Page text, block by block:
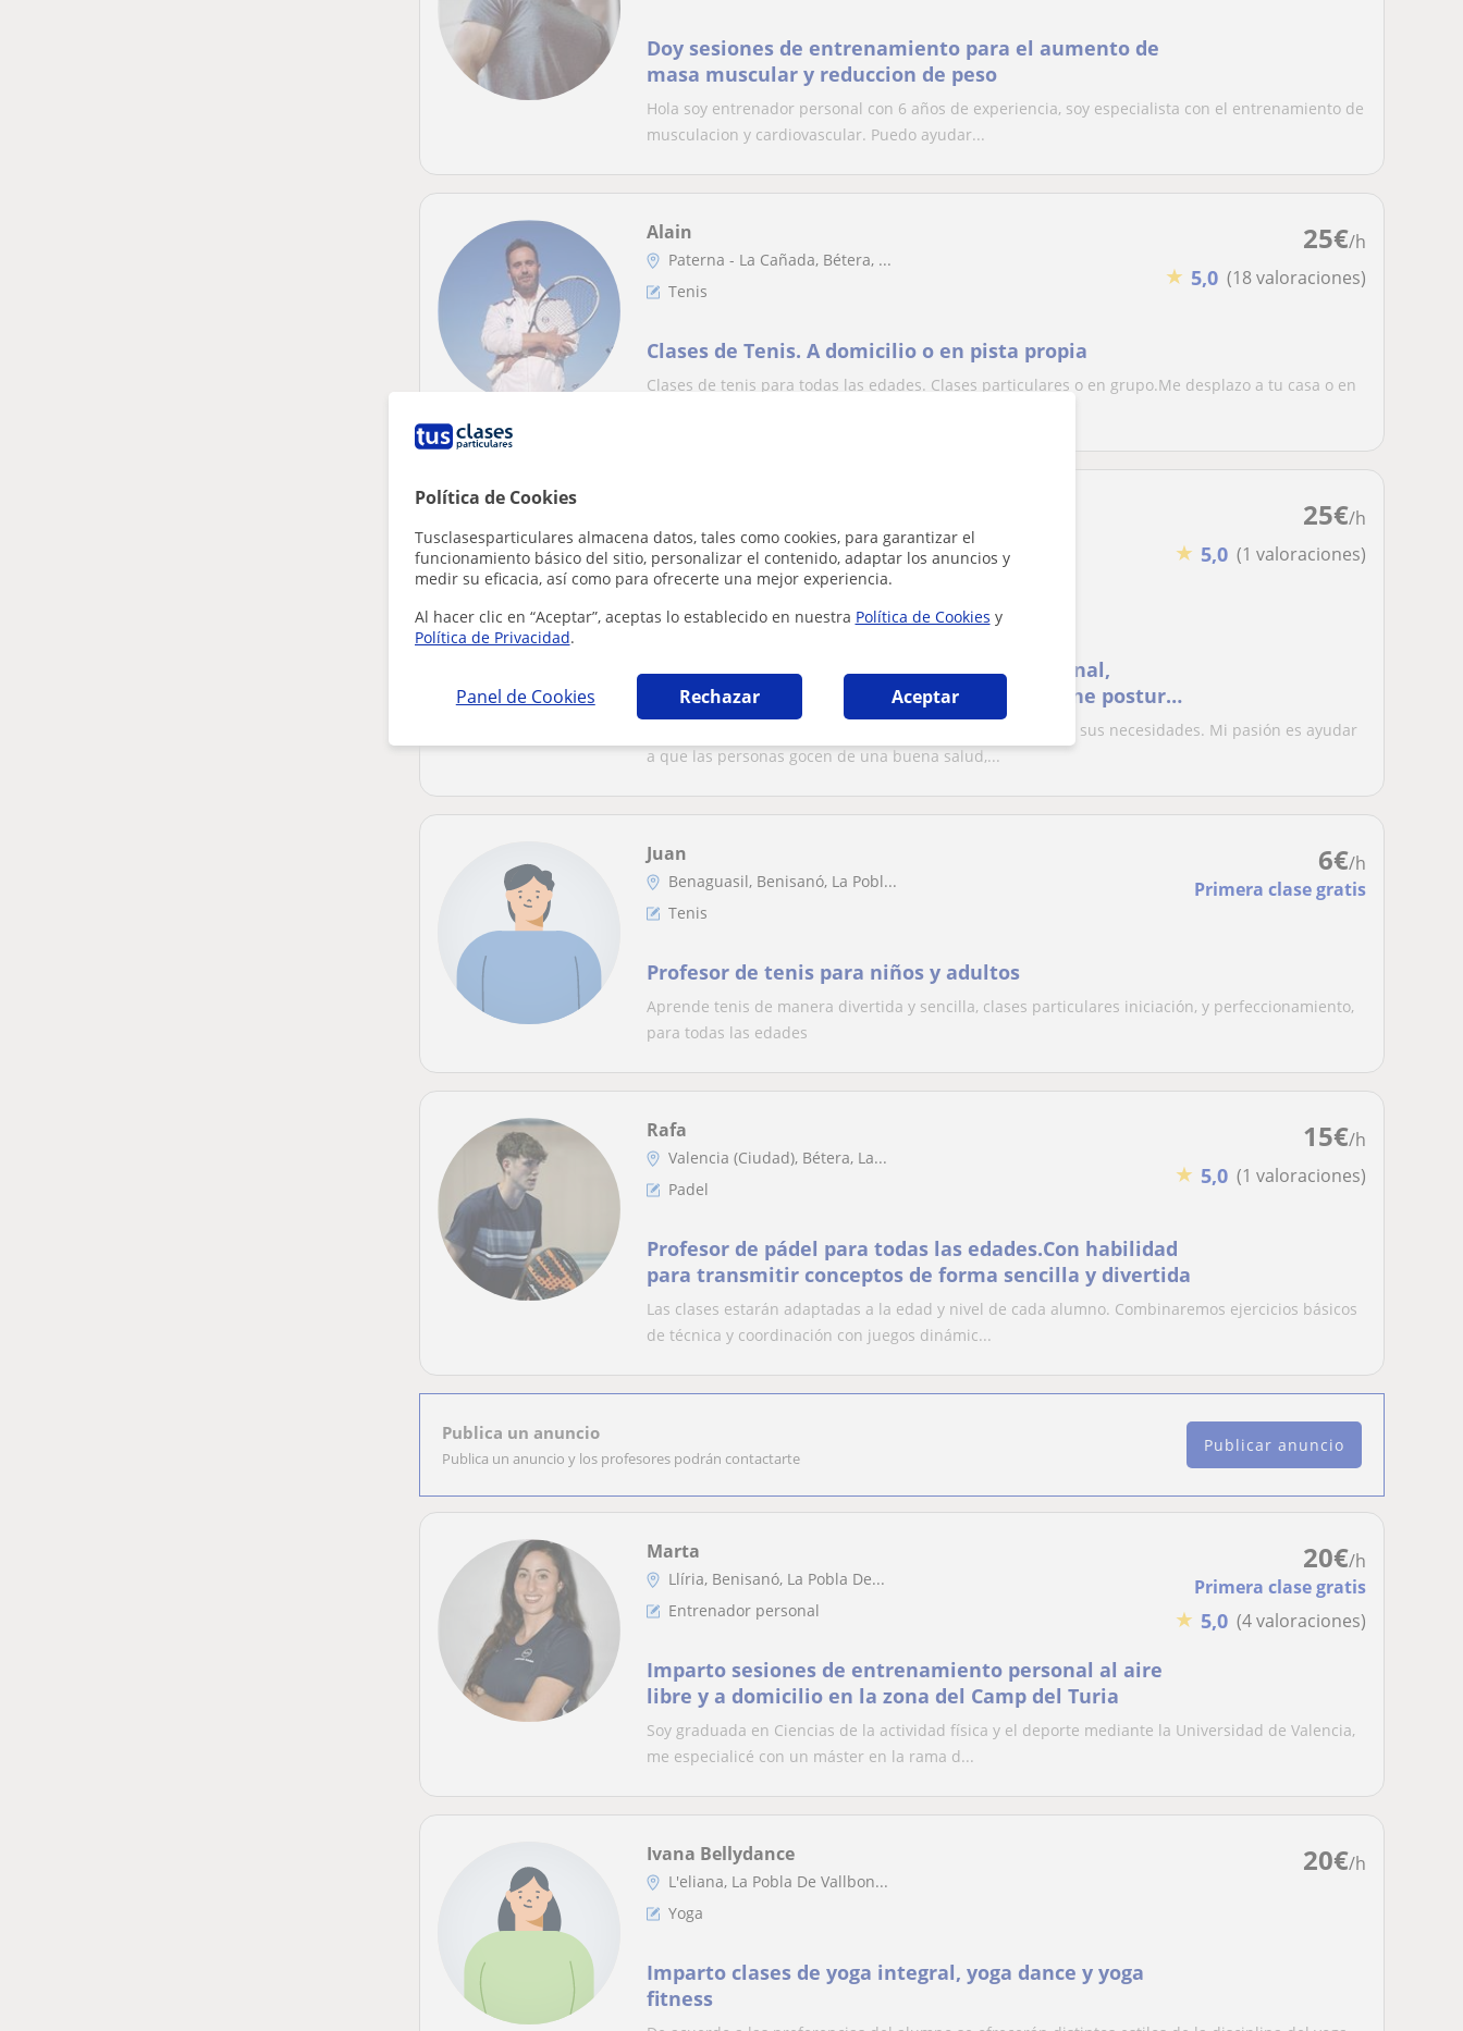
Política de Cookies
Tusclasesparticulares almacena datos, tales como cookies, para garantizar el
funcionamiento básico del sitio, personalizar el contenido, adaptar los anuncios y
medir su eficacia, así como para ofrecerte una mejor experiencia.
Al hacer clic en “Aceptar”, aceptas lo establecido en nuestra Política de Cookies y
Política de Privacidad.
Panel de Cookies Rechazar Aceptar
Doy sesiones de entrenamiento para el aumento de
masa muscular y reduccion de peso
Hola soy entrenador personal con 6 años de experiencia, soy especialista con el entrenamiento de
musculacion y cardiovascular. Puedo ayudar...
25€/h
★ 5,0 (18 valoraciones)
Alain
Paterna - La Cañada, Bétera, ...
Tenis
Clases de Tenis. A domicilio o en pista propia
Clases de tenis para todas las edades. Clases particulares o en grupo.Me desplazo a tu casa o en
25€/h
★ 5,0 (1 valoraciones)
Profesor Verificado
Bétera, Burjassot, L'eliana, ...
Entrenador personal
Profesora titulada en entrenamiento personal,
prevención/readaptación de lesiones, higiene postural,
Pilates. 16 años experiencia
Clases online o presenciales personalizadas y adaptadas a sus necesidades. Mi pasión es ayudar
a que las personas gocen de una buena salud,...
6€/h
Primera clase gratis
Juan
Benaguasil, Benisanó, La Pobl...
Tenis
Profesor de tenis para niños y adultos
Aprende tenis de manera divertida y sencilla, clases particulares iniciación, y perfeccionamiento,
para todas las edades
15€/h
★ 5,0 (1 valoraciones)
Rafa
Valencia (Ciudad), Bétera, La...
Padel
Profesor de pádel para todas las edades.Con habilidad
para transmitir conceptos de forma sencilla y divertida
Las clases estarán adaptadas a la edad y nivel de cada alumno. Combinaremos ejercicios básicos
de técnica y coordinación con juegos dinámic...
Publica un anuncio
Publica un anuncio y los profesores podrán contactarte
Publicar anuncio
20€/h
Primera clase gratis
★ 5,0 (4 valoraciones)
Marta
Llíria, Benisanó, La Pobla De...
Entrenador personal
Imparto sesiones de entrenamiento personal al aire
libre y a domicilio en la zona del Camp del Turia
Soy graduada en Ciencias de la actividad física y el deporte mediante la Universidad de Valencia,
me especialicé con un máster en la rama d...
20€/h
Ivana Bellydance
L'eliana, La Pobla De Vallbon...
Yoga
Imparto clases de yoga integral, yoga dance y yoga
fitness